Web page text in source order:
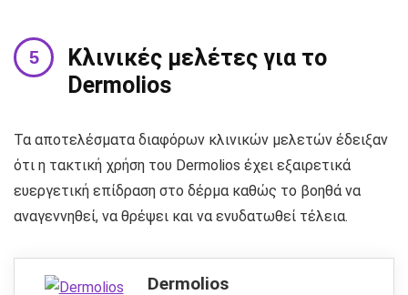
Κλινικές μελέτες για το
Dermolios
Τα αποτελέσματα διαφόρων κλινικών μελετών έδειξαν
ότι η τακτική χρήση του Dermolios έχει εξαιρετικά
ευεργετική επίδραση στο δέρμα καθώς το βοηθά να
αναγεννηθεί, να θρέψει και να ενυδατωθεί τέλεια.
Dermolios